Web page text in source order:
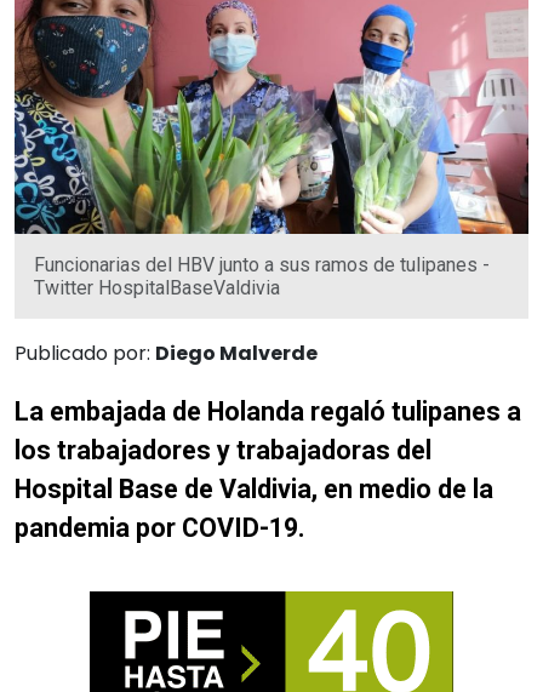
Funcionarias del HBV junto a sus ramos de tulipanes -
Twitter HospitalBaseValdivia
Publicado por: Diego Malverde
La embajada de Holanda regaló tulipanes a
los trabajadores y trabajadoras del
Hospital Base de Valdivia, en medio de la
pandemia por COVID-19.